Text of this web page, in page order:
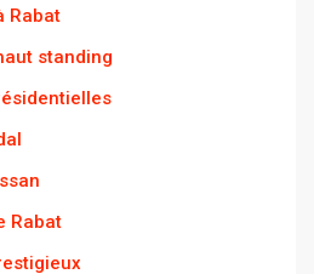
Rabat
standing
Rabat